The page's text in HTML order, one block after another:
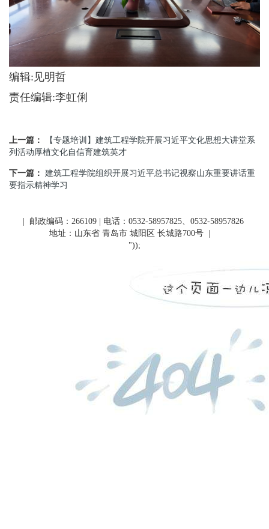
编辑:见明哲
责任编辑:李虹俐
上一篇：
【专题培训】建筑工程学院开展习近平文化思想大讲堂系
列活动厚植文化自信育建筑英才
下一篇： 建筑工程学院组织开展习近平总书记视察山东重要讲话重
要指示精神学习
| 邮政编码：266109 | 电话：0532-58957825、0532-58957826
地址：山东省 青岛市 城阳区 长城路700号 |
"));